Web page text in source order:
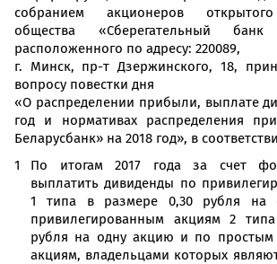
собранием акционеров
общества «Сберегательный банк
расположенного по адресу: 220089,
г. Минск, пр-т Дзержинского, 18,
вопросу повестки дня
«О распределении прибыли, выплате
год и нормативах распределения
Беларусбанк» на 2018 год», в
По итогам 2017 года за счет
выплатить дивиденды по
1 типа в размере 0,30 рубля на
привилегированным акциям 2
рубля на одну акцию и по
акциям, владельцами которых